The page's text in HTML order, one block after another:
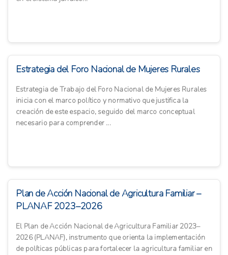
Estrategia del Foro Nacional de Mujeres Rurales
Estrategia de Trabajo del Foro Nacional de Mujeres Rurales
inicia con el marco político y normativo que justifica la
creación de este espacio, seguido del marco conceptual
necesario para comprender ...
Plan de Acción Nacional de Agricultura Familiar –
PLANAF 2023–2026
El Plan de Acción Nacional de Agricultura Familiar 2023–
2026 (PLANAF), instrumento que orienta la implementación
de políticas públicas para fortalecer la agricultura familiar en